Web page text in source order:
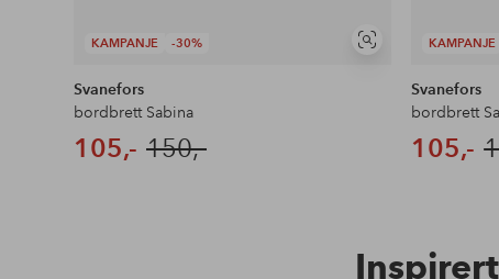
KAMPANJE -30%
Vis
Svanefors
bordbrett Sabina
105,- 150,-
KAMPANJE
Svanefors
bordbrett
105,-